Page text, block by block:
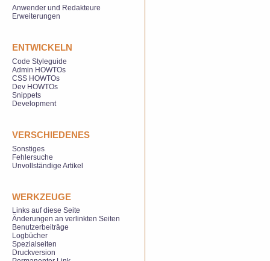
Anwender und Redakteure
Erweiterungen
ENTWICKELN
Code Styleguide
Admin HOWTOs
CSS HOWTOs
Dev HOWTOs
Snippets
Development
VERSCHIEDENES
Sonstiges
Fehlersuche
Unvollständige Artikel
WERKZEUGE
Links auf diese Seite
Änderungen an verlinkten Seiten
Benutzerbeiträge
Logbücher
Spezialseiten
Druckversion